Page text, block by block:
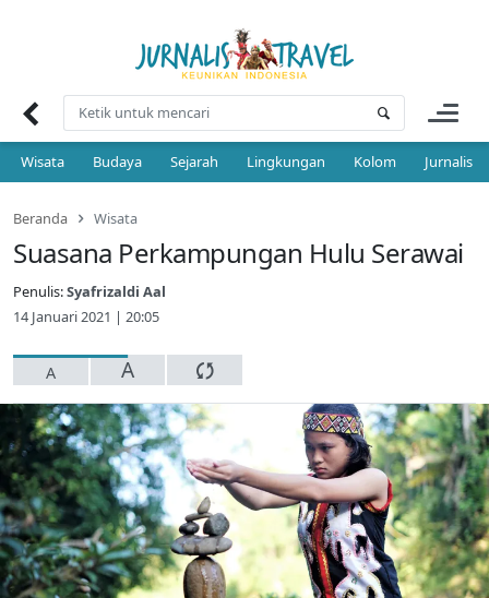
Wisata Budaya Sejarah Lingkungan Kolom Jurnalis
Beranda Wisata
Suasana Perkampungan Hulu Serawai
Penulis:Syafrizaldi Aal
14 Januari 2021 | 20:05
A A